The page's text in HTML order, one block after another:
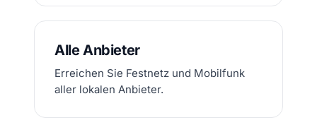
Alle Anbieter
Erreichen Sie Festnetz und Mobilfunk
aller lokalen Anbieter.